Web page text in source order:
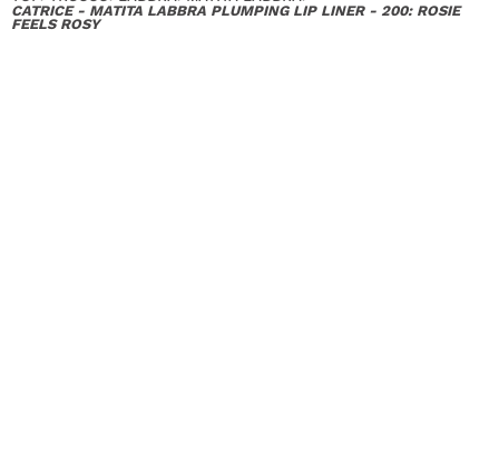
CATRICE - MATITA LABBRA PLUMPING LIP LINER - 200: ROSIE
FEELS ROSY